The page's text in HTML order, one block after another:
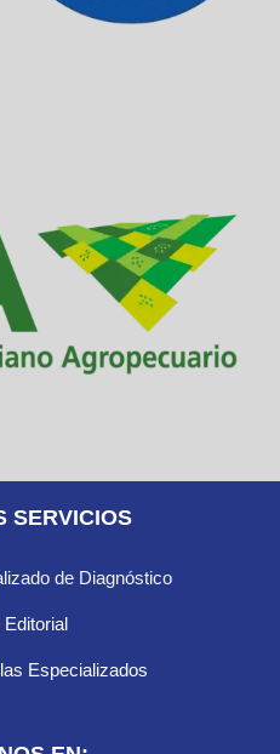
SERVICIOS
de Diagnóstico
Editorial
Especializados